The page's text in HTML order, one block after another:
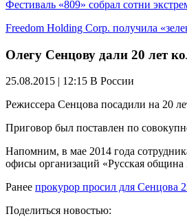
Фестиваль «809» собрал сотни
Freedom Holding Corp. получила
Олегу Сенцову дали 20 лет
25.08.2015 | 12:15 В России
Режиссера Сенцова посадили на 20
Приговор был поставлен по
Напомним, в мае 2014 года
офисы организаций «Русская
Ранее прокурор просил для Сенцова
Поделиться новостью: